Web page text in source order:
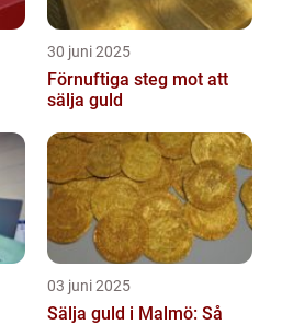
30 juni 2025
Förnuftiga steg mot att
sälja guld
03 juni 2025
Sälja guld i Malmö: Så